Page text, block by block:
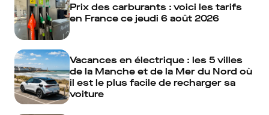
Prix des carburants : voici les tarifs
en France ce jeudi 6 août 2026
Vacances en électrique : les 5 villes
de la Manche et de la Mer du Nord où
il est le plus facile de recharger sa
voiture